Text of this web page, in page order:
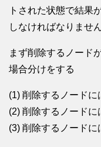
トされた状態で結果
しなければなりません
まず削除するノード
場合分けをする
(1) 削除するノードに
(2) 削除するノードに
(3) 削除するノードに